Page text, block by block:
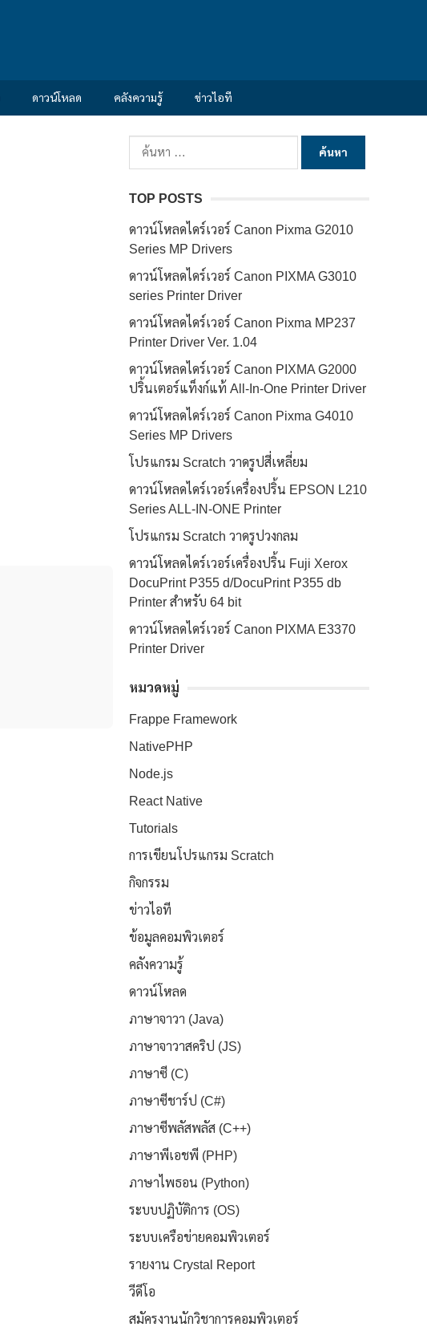
ดาวน์โหลด คลังความรู้ ข่าวไอที
ค้นหา
สำหรับ:
TOP POSTS
ดาวน์โหลดไดร์เวอร์ Canon Pixma G2010
Series MP Drivers
ดาวน์โหลดไดร์เวอร์ Canon PIXMA G3010
series Printer Driver
ดาวน์โหลดไดร์เวอร์ Canon Pixma MP237
Printer Driver Ver. 1.04
ดาวน์โหลดไดร์เวอร์ Canon PIXMA G2000
ปริ้นเตอร์แท็งก์แท้ All-In-One Printer Driver
ดาวน์โหลดไดร์เวอร์ Canon Pixma G4010
Series MP Drivers
โปรแกรม Scratch วาดรูปสี่เหลี่ยม
ดาวน์โหลดไดร์เวอร์เครื่องปริ้น EPSON L210
Series ALL-IN-ONE Printer
โปรแกรม Scratch วาดรูปวงกลม
ดาวน์โหลดไดร์เวอร์เครื่องปริ้น Fuji Xerox
DocuPrint P355 d/DocuPrint P355 db
Printer สำหรับ 64 bit
ดาวน์โหลดไดร์เวอร์ Canon PIXMA E3370
Printer Driver
หมวดหมู่
Frappe Framework
NativePHP
Node.js
React Native
Tutorials
การเขียนโปรแกรม Scratch
กิจกรรม
ข่าวไอที
ข้อมูลคอมพิวเตอร์
คลังความรู้
ดาวน์โหลด
ภาษาจาวา (Java)
ภาษาจาวาสคริป (JS)
ภาษาซี (C)
ภาษาซีชาร์ป (C#)
ภาษาซีพลัสพลัส (C++)
ภาษาพีเอชพี (PHP)
ภาษาไพธอน (Python)
ระบบปฏิบัติการ (OS)
ระบบเครือข่ายคอมพิวเตอร์
รายงาน Crystal Report
วีดีโอ
สมัครงานนักวิชาการคอมพิวเตอร์